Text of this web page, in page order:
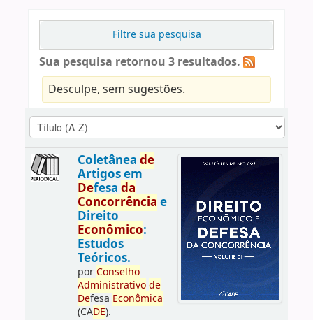
Filtre sua pesquisa
Sua pesquisa retornou 3 resultados.
Desculpe, sem sugestões.
Coletânea de
Artigos em
Defesa da
Concorrência e
Direito
Econômico:
Estudos
Teóricos.
porConselho
Administrativo de
Defesa Econômica
(CADE).